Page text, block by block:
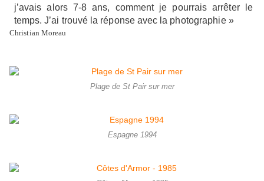
j’avaisal ors 7-8ans, comment je pourraisarrêter
e
temps.J’ai trouvé la réponse avec la photographie »
Christian Moreau
Plage de St Pair sur mer
Espagne 1994